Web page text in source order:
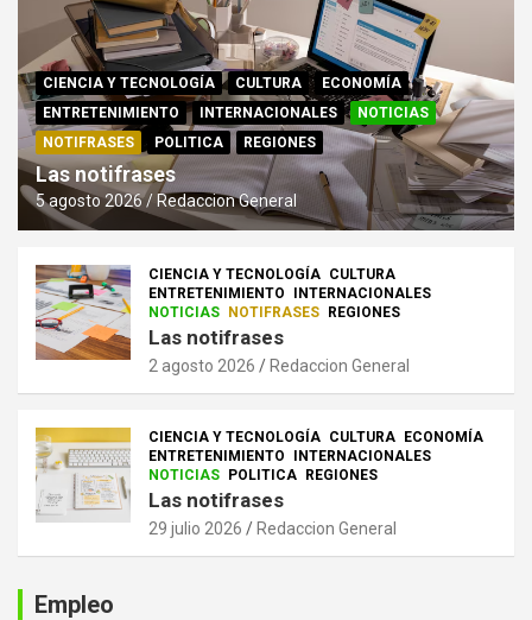
CIENCIA Y TECNOLOGÍA CULTURA
ECONOMÍA
ENTRETENIMIENTO
INTERNACIONALES
NOTICIAS
NOTIFRASES
POLITICA REGIONES
Las notifrases
5 agosto 2026 Redaccion General
CIENCIA Y TECNOLOGÍA CULTURA
ENTRETENIMIENTO
INTERNACIONALES
NOTICIAS NOTIFRASES REGIONES
Las notifrases
2 agosto 2026 Redaccion General
CIENCIA Y TECNOLOGÍA CULTURA ECONOMÍA
ENTRETENIMIENTO
INTERNACIONALES
NOTICIAS POLITICA REGIONES
Las notifrases
29 julio 2026 Redaccion General
Empleo